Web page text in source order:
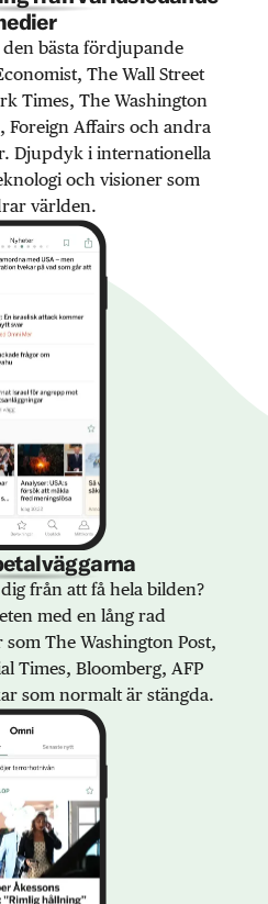
bästa fördjupande
The Wall Street
Times, The Washington
Foreign Affairs och andra
Djupdyk i internationella
och visioner som
världen.
från att få hela bilden?
med en lång rad
The Washington Post,
Times, Bloomberg, AFP
som normalt är stängda.